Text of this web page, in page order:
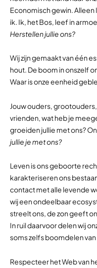
Economisch gewin. Alleen
ik. Ik, het Bos, leef in
Herstellen jullie ons?
Wij zijn gemaakt van één
hout. De boom in onszelf
Waar is onze eenheid
Jouw ouders,
vrienden, wat heb je
groeiden jullie met ons?
jullie je met ons?
Leven is ons geboorte
karakteriseren ons
contact met alle levende
wij een ondeelbaar
streelt ons, de zon geeft
In ruil daarvoor delen wij
soms zelfs boomdelen
Respecteer het Web van